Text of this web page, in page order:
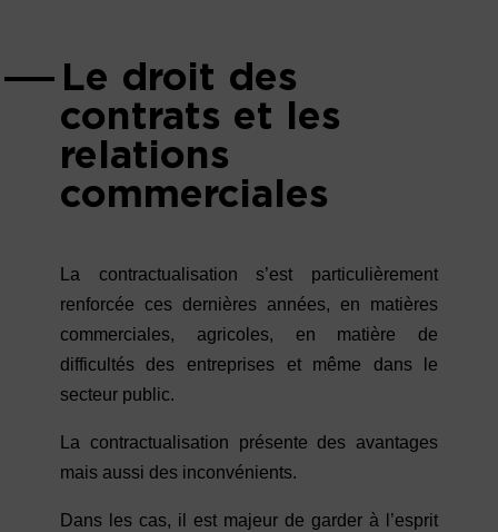
Le droit des
contrats et les
relations
commerciales
La contractualisation s’est particulièrement
renforcée ces dernières années, en matières
commerciales, agricoles, en matière de
difficultés des entreprises et même dans le
secteur public.
La contractualisation présente des avantages
mais aussi des inconvénients.
Dans les cas, il est majeur de garder à l’esprit